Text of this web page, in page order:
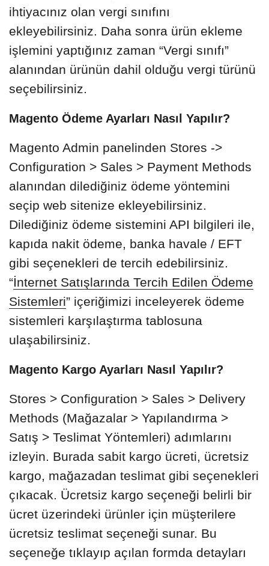
ihtiyacınız olan vergi sınıfını
ekleyebilirsiniz. Daha sonra ürün ekleme
işlemini yaptığınız zaman “Vergi sınıfı”
alanından ürünün dahil olduğu vergi türünü
seçebilirsiniz.
Magento Ödeme Ayarları Nasıl Yapılır?
Magento Admin panelinden Stores ->
Configuration > Sales > Payment Methods
alanından dilediğiniz ödeme yöntemini
seçip web sitenize ekleyebilirsiniz.
Dilediğiniz ödeme sistemini API bilgileri ile,
kapıda nakit ödeme, banka havale / EFT
gibi seçenekleri de tercih edebilirsiniz.
“İnternet Satışlarında Tercih Edilen Ödeme
Sistemleri” içeriğimizi inceleyerek ödeme
sistemleri karşılaştırma tablosuna
ulaşabilirsiniz.
Magento Kargo Ayarları Nasıl Yapılır?
Stores > Configuration > Sales > Delivery
Methods (Mağazalar > Yapılandırma >
Satış > Teslimat Yöntemleri) adımlarını
izleyin. Burada sabit kargo ücreti, ücretsiz
kargo, mağazadan teslimat gibi seçenekleri
çıkacak. Ücretsiz kargo seçeneği belirli bir
ücret üzerindeki ürünler için müşterilere
ücretsiz teslimat seçeneği sunar. Bu
seçeneğe tıklayıp açılan formda detayları